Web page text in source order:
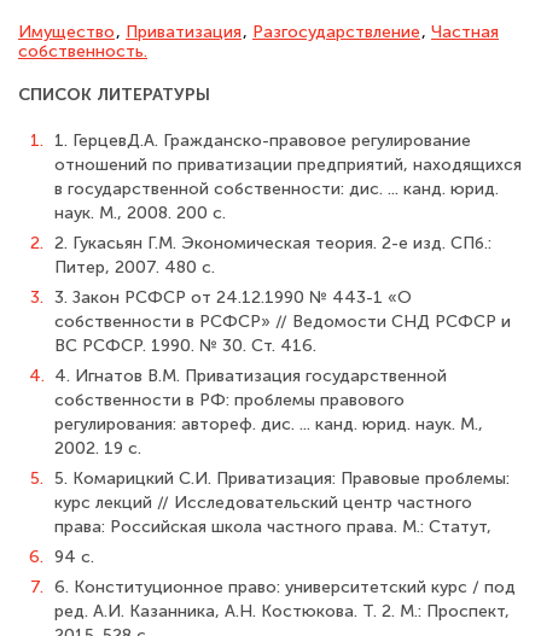
Имущество, Приватизация, Разгосударствление, Частная
собст­венность.
СПИСОК ЛИТЕРАТУРЫ
1.
1. ГерцевД.А. Гражданско-правовое регулирование
отношений по приватизации предприятий, находящихся
в государственной собственности: дис. ... канд. юрид.
наук. М., 2008. 200 с.
2. 2. Гукасьян Г.М. Экономическая теория. 2-е изд. СПб.:
Питер, 2007. 480 с.
3. 3. Закон РСФСР от 24.12.1990 № 443-1 «О
собственности в РСФСР» // Ведомости СНД РСФСР и
ВС РСФСР. 1990. № 30. Ст. 416.
4. 4. Игнатов В.М. Приватизация государственной
собственности в РФ: проблемы правового
регулирования: автореф. дис. ... канд. юрид. наук. М.,
2002. 19 с.
5. 5. Комарицкий С.И. Приватизация: Правовые проблемы:
курс лекций // Иссле­довательский центр частного
права: Российская школа частного права. М.: Статут,
6. 94 с.
7. 6. Конституционное право: университетский курс / под
ред. А.И. Казанника, А.Н. Костюкова. Т. 2. М.: Проспект,